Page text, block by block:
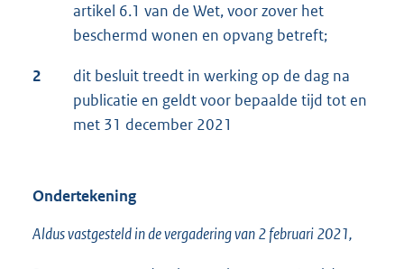
artikel 6.1 van de Wet, voor zover het
beschermd wonen en opvang betreft;
2
dit besluit treedt in werking op de dag na
publicatie en geldt voor bepaalde tijd tot en
met 31 december 2021
Ondertekening
Aldus vastgesteld in de vergadering van 2 februari 2021,